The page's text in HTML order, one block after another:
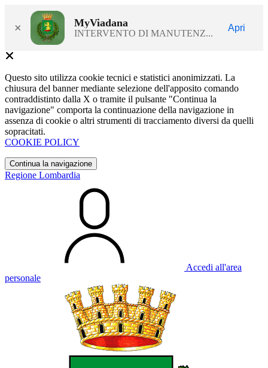
× MyViadana
INTERVENTO DI MANUTENZ...
Apri
Questo sito utilizza cookie tecnici e statistici anonimizzati. La
chiusura del banner mediante selezione dell'apposito comando
contraddistinto dalla X o tramite il pulsante "Continua la
navigazione" comporta la continuazione della navigazione in
assenza di cookie o altri strumenti di tracciamento diversi da quelli
sopracitati.
COOKIE POLICY
Continua la navigazione
Regione Lombardia
Accedi all'area
personale